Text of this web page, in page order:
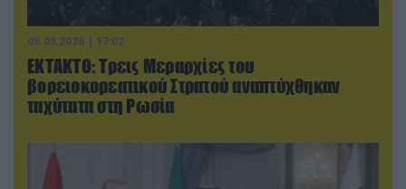
08.08.2026 | 17:02
ΕΚΤΑΚΤΟ: Τρεις Μεραρχίες του
βορειοκορεατικού Στρατού αναπτύχθηκαν
ταχύτατα στη Ρωσία